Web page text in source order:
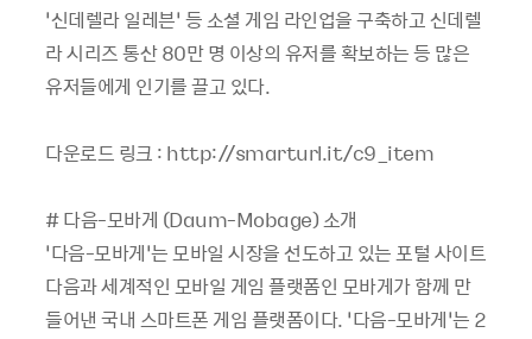
‘신데렐라 일레븐’ 등 소셜 게임 라인업을 구축하고 신데렐
라 시리즈 통산 80만 명 이상의 유저를 확보하는 등 많은
유저들에게 인기를 끌고 있다.
다운로드 링크 : http://smarturl.it/c9_item
# 다음-모바게 (Daum-Mobage) 소개
‘다음-모바게’는 모바일 시장을 선도하고 있는 포털 사이트
다음과 세계적인 모바일 게임 플랫폼인 모바게가 함께 만
들어낸 국내 스마트폰 게임 플랫폼이다. ‘다음-모바게’는 2